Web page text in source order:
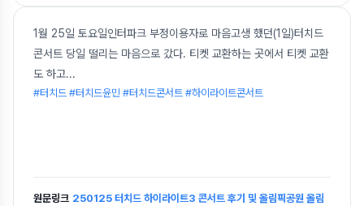
1월 25일 토요일인터파크 부정이용자로 마음고생 했던(1일)터치드
콘서트 당일 떨리는 마음으로 갔다. 티켓 교환하는 곳에서 티켓 교환
도 하고...
#터치드 #터치드윤민 #터치드콘서트 #하이라이트콘서트
원문링크 250125 터치드 하이라이트3 콘서트 후기 및 올림픽공원 올림